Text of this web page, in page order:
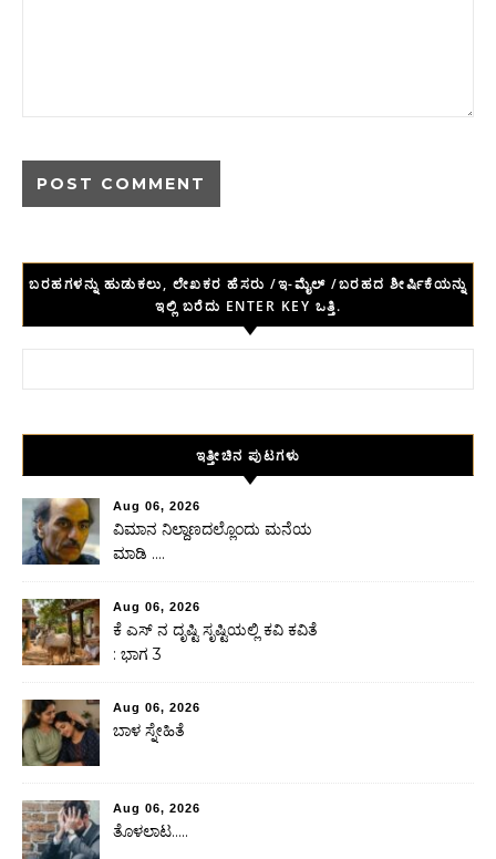
ಬರಹಗಳನ್ನು ಹುಡುಕಲು, ಲೇಖಕರ ಹೆಸರು /ಇ-ಮೈಲ್ /ಬರಹದ ಶೀರ್ಷಿಕೆಯನ್ನು
ಇಲ್ಲಿ ಬರೆದು ENTER KEY ಒತ್ತಿ.
ಇತ್ತೀಚಿನ ಪುಟಗಳು
Aug 06, 2026
ವಿಮಾನ ನಿಲ್ದಾಣದಲ್ಲೊಂದು ಮನೆಯ
ಮಾಡಿ ….
Aug 06, 2026
ಕೆ ಎಸ್ ನ ದೃಷ್ಟಿ ಸೃಷ್ಟಿಯಲ್ಲಿ ಕವಿ ಕವಿತೆ
: ಭಾಗ 3
Aug 06, 2026
ಬಾಳ ಸ್ನೇಹಿತೆ
Aug 06, 2026
ತೊಳಲಾಟ…..